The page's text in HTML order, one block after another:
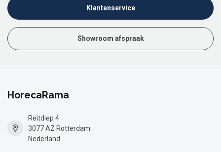
Klantenservice
Showroom afspraak
HorecaRama
Reitdiep 4
3077 AZ Rotterdam
Nederland